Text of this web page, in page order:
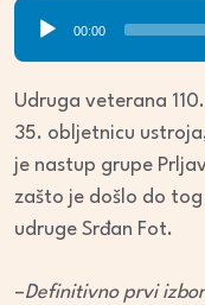
00:00
Udruga veterana
35. obljetnicu
je nastup grupe
zašto je došlo do
udruge Srđan Fot.
–Definitivno prvi